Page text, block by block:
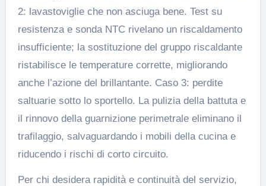
2: lavastoviglie che non asciuga bene. Test su
resistenza e sonda NTC rivelano un riscaldamento
insufficiente; la sostituzione del gruppo riscaldante
ristabilisce le temperature corrette, migliorando
anche l’azione del brillantante. Caso 3: perdite
saltuarie sotto lo sportello. La pulizia della battuta e
il rinnovo della guarnizione perimetrale eliminano il
trafilaggio, salvaguardando i mobili della cucina e
riducendo i rischi di corto circuito.
Per chi desidera rapidità e continuità del servizio,